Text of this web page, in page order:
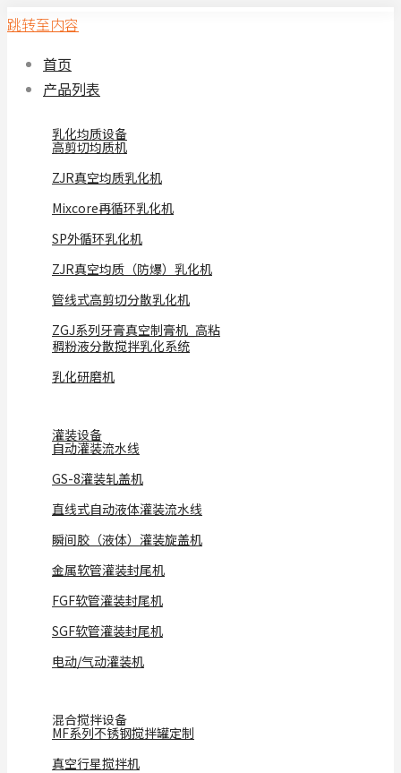
跳转至内容
首页
产品列表
乳化均质设备
高剪切均质机
ZJR真空均质乳化机
Mixcore再循环乳化机
SP外循环乳化机
ZJR真空均质（防爆）乳化机
管线式高剪切分散乳化机
ZGJ系列牙膏真空制膏机_高粘
稠粉液分散搅拌乳化系统
乳化研磨机
灌装设备
自动灌装流水线
GS-8灌装轧盖机
直线式自动液体灌装流水线
瞬间胶（液体）灌装旋盖机
金属软管灌装封尾机
FGF软管灌装封尾机
SGF软管灌装封尾机
电动/气动灌装机
混合搅拌设备
MF系列不锈钢搅拌罐定制
真空行星搅拌机